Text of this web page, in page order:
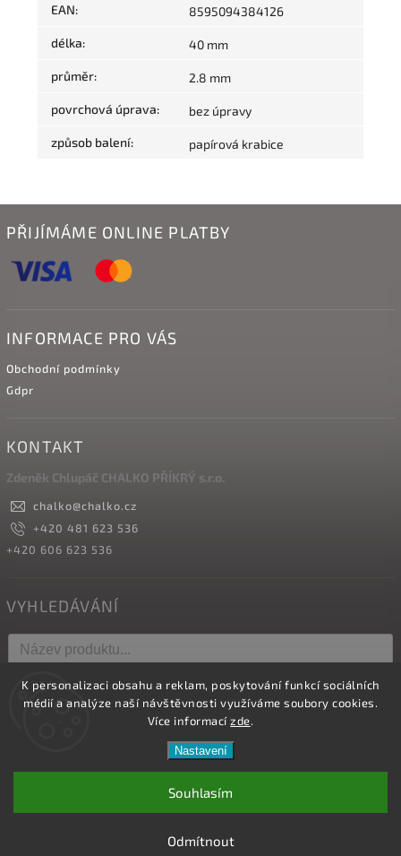
K personalizaci obsahu a reklam, poskytování funkcí sociálních
médií a analýze naší návštěvnosti využíváme soubory cookies.
Více informacízde.
Nastavení
Odmítnout
Souhlasím
EAN: 8595094384126
délka: 40 mm
průměr: 2.8 mm
povrchová úprava: bez úpravy
způsob balení: papírová krabice
PŘIJÍMÁME ONLINE PLATBY
INFORMACE PRO VÁS
Obchodní podmínky
Gdpr
KONTAKT
Zdeněk Chlupáč CHALKO PŘÍKRÝ s.r.o.
chalko@chalko.cz
+420 481 623 536
+420 606 623 536
VYHLEDÁVÁNÍ
Hledat
Vyrábíme hřebíky. Všechna práva vyhrazena.